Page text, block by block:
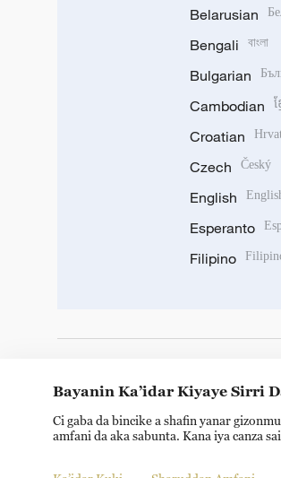
Belarusian
Bengali বাংলা
Bulgarian
Cambodian ខ្
Croatian
Czech Český
English
Esperanto
Filipino
Bayanin Ka’idar Kiyaye Sirri
Ci gaba da bincike a shafin yanar
amfani da aka sabunta. Kana iya canza